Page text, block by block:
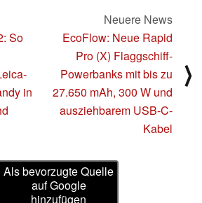
So
in
Neuere News
EcoFlow: Neue Rapid
Pro (X) Flaggschiff-
Powerbanks mit bis zu
27.650 mAh, 300 W und
ausziehbarem USB-C-
Kabel
⟩
Als bevorzugte Quelle
auf Google
hinzufügen